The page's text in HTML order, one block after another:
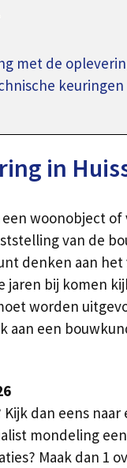
met de
keuringen
in
woonobject
van de
denken aan
bij komen
worden
aan een
dan eens
mondeling
Maak dan 1